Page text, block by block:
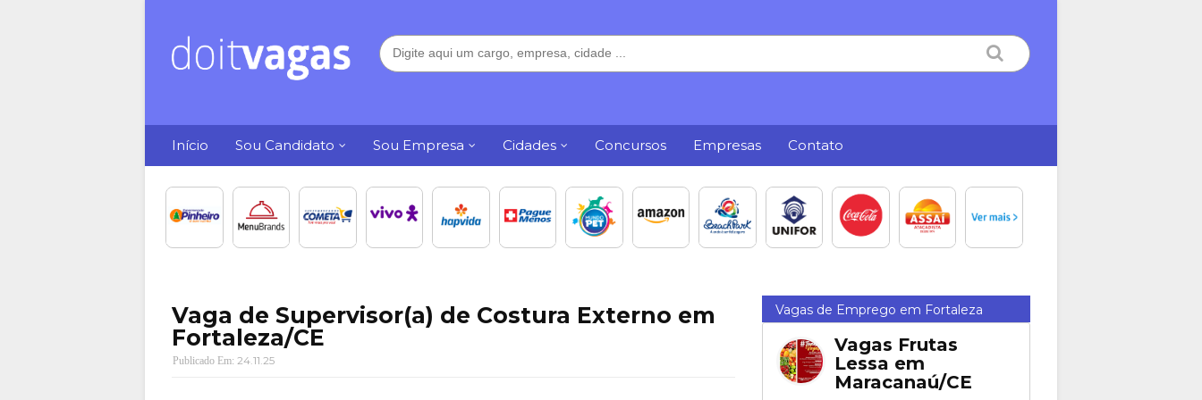
Início Sou Candidato Sou Empresa Cidades Concursos Empresas Contato
Vaga de Supervisor(a) de Costura Externo em
Fortaleza/CE
24.11.25
Vagas de Emprego em Fortaleza
Vagas Frutas
Lessa em
Maracanaú/CE